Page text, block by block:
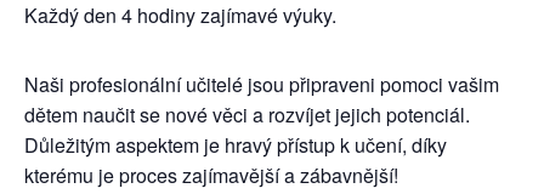
Každý den 4 hodiny zajímavé výuky.
Naši profesionální učitelé jsou připraveni pomoci vašim
dětem naučit se nové věci a rozvíjet jejich potenciál.
Důležitým aspektem je hravý přístup k učení, díky
kterému je proces zajímavější a zábavnější!